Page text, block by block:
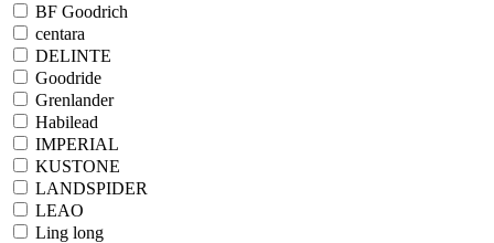
BF Goodrich
centara
DELINTE
Goodride
Grenlander
Habilead
IMPERIAL
KUSTONE
LANDSPIDER
LEAO
Ling long